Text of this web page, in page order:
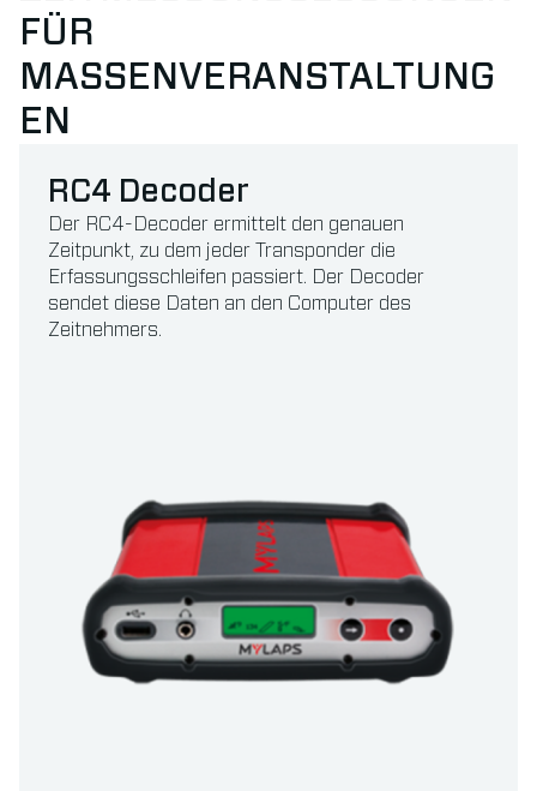
FÜR
MASSENVERANSTALTUNG
EN
RC4 Decoder
Der RC4-Decoder ermittelt den genauen
Zeitpunkt, zu dem jeder Transponder die
Erfassungsschleifen passiert. Der Decoder
sendet diese Daten an den Computer des
Zeitnehmers.